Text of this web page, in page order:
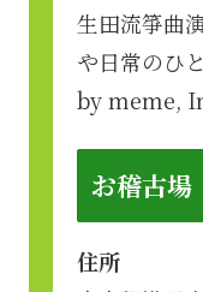
生田流箏曲
や日常のひ
by meme,
お稽古場
住所